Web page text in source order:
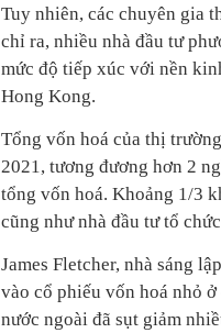
Tuy nhiên, các chuyên gia
chỉ ra, nhiều nhà đầu tư
mức độ tiếp xúc với nền
Hong Kong.
Tổng vốn hoá của thị
2021, tương đương hơn 2
tổng vốn hoá. Khoảng 1/3
cũng như nhà đầu tư tổ
James Fletcher, nhà sáng
vào cổ phiếu vốn hoá nhỏ
nước ngoài đã sụt giảm